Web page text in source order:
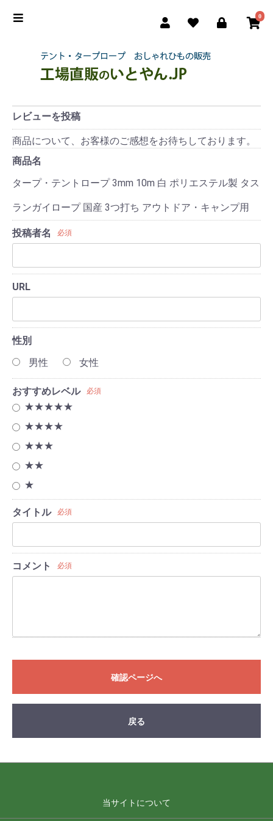
0
レビューを投稿
商品について、お客様のご感想をお待ちしております。
商品名
タープ・テントロープ 3mm 10m 白 ポリエステル製 タス
ランガイロープ 国産 3つ打ち アウトドア・キャンプ用
投稿者名 必須
URL
性別
男性
女性
おすすめレベル 必須
★★★★★
★★★★
★★★
★★
★
タイトル 必須
コメント 必須
確認ページへ
戻る
当サイトについて